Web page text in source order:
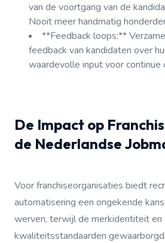
van de voortgang van de
Nooit meer handmatig
**Feedback loops:**
feedback van kandidaten over
waardevolle input voor continue
De Impact op
de Nederlandse
Voor franchiseorganisaties biedt
automatisering een ongekende
werven, terwijl de merkidentiteit en
kwaliteitsstandaarden